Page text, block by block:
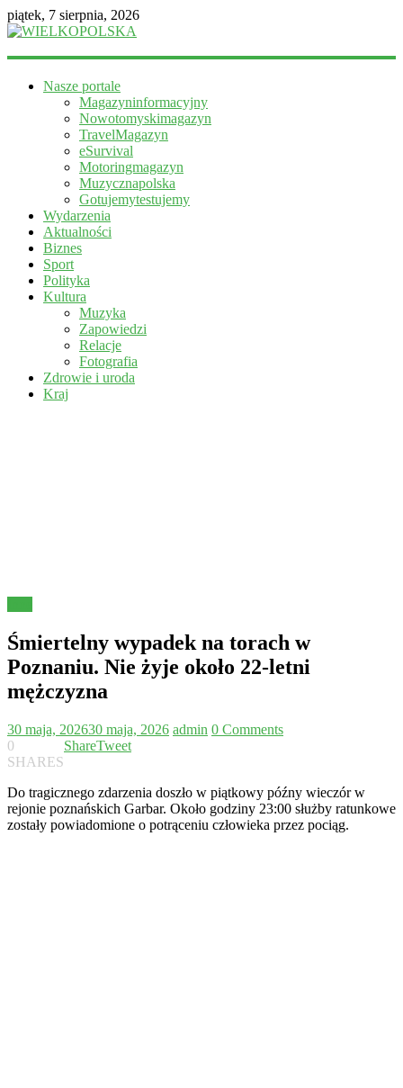
piątek, 7 sierpnia, 2026
WIELKOPOLSKA
informacyjny
Nasze portale
Magazyninformacyjny
Nowotomyskimagazyn
TravelMagazyn
eSurvival
Motoringmagazyn
Muzycznapolska
Gotujemytestujemy
Wydarzenia
Aktualności
Biznes
Sport
Polityka
Kultura
Muzyka
Zapowiedzi
Relacje
Fotografia
Zdrowie i uroda
Kraj
Śmiertelny wypadek na torach w
Poznaniu. Nie żyje około 22-letni
mężczyzna
30 maja, 202630 maja, 2026 admin 0 Comments
0
SHARES
ShareTweet
Do tragicznego zdarzenia doszło w piątkowy późny wieczór w
rejonie poznańskich Garbar. Około godziny 23:00 służby ratunkowe
zostały powiadomione o potrąceniu człowieka przez pociąg.